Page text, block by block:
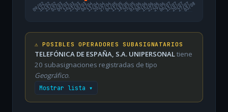
09/02
16/0223/0202/0309/0316/0323/0330/0306/0413/0420/0427/0404/0511/0518/0525/0501/0608/0615/0622/0629/0606/0713/0720/0727/07
03/08
⚠️ POSIBLES OPERADORES SUBASIGNATARIOS
TELEFÓNICA DE ESPAÑA, S.A. UNIPERSONALtiene
20 subasignaciones registradas de tipo
Geográfico.
Mostrar lista ▾